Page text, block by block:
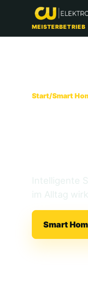
MEISTERBETRIEB
Start/Smart
Intelligente
im Alltag
Smart